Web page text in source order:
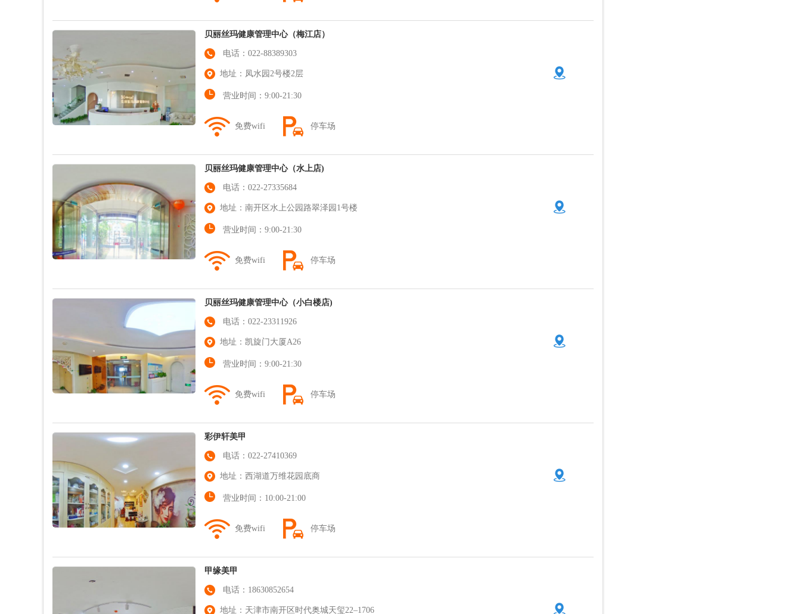
贝丽丝玛健康管理中心（梅江店）
电话：022-88389303
地址：凤水园2号楼2层
营业时间：9:00-21:30
免费wifi 停车场
贝丽丝玛健康管理中心（水上店)
电话：022-27335684
地址：南开区水上公园路翠泽园1号楼
营业时间：9:00-21:30
免费wifi 停车场
贝丽丝玛健康管理中心（小白楼店)
电话：022-23311926
地址：凯旋门大厦A26
营业时间：9:00-21:30
免费wifi 停车场
彩伊轩美甲
电话：022-27410369
地址：西湖道万维花园底商
营业时间：10:00-21:00
免费wifi 停车场
甲缘美甲
电话：18630852654
地址：天津市南开区时代奥城天玺22–1706